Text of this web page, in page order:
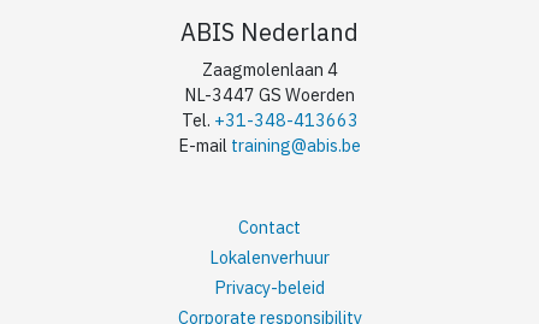
ABIS Nederland
Zaagmolenlaan 4
NL-3447 GS Woerden
Tel. +31-348-413663
E-mail training@abis.be
Contact
Lokalenverhuur
Privacy-beleid
Corporate responsibility